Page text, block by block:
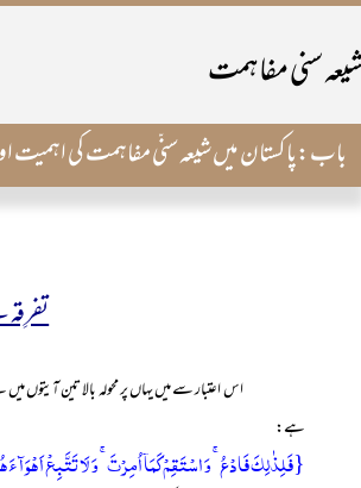
سنی مفاہمت
باب:پاکستان میں شیعہ سنّی مفاہمت کی اہمیت
تفرِقہ
ہے:
{فَلِذٰلِکَ فَادۡعُ ۚ وَ اسۡتَقِمۡ کَمَاۤ اُمِرۡتَ ۚ وَ لَا تَتَّبِعۡ